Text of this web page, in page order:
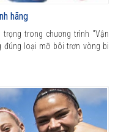
hãng
trong chương trình "Vận
đúng loại mỡ bôi trơn vòng bi